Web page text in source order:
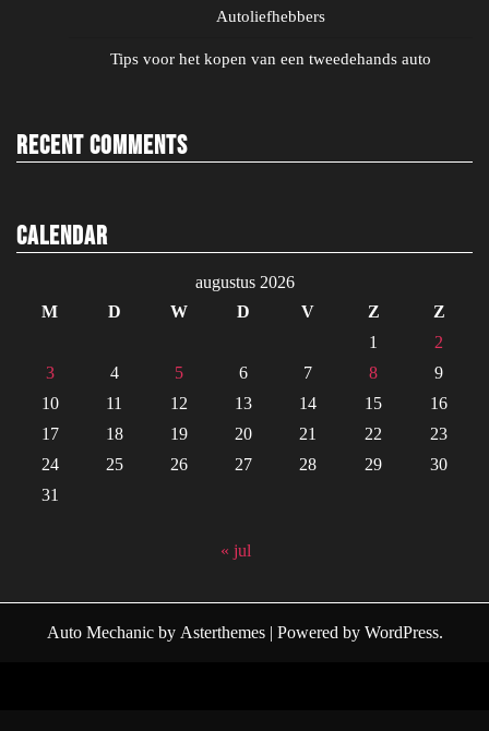
Autoliefhebbers
Tips voor het kopen van een tweedehands auto
Recent Comments
Calendar
augustus 2026
M
D W D V Z
Z
1
2
3
4 5 6 7 8
9
10
11 12 13 14 15
16
17
18 19 20 21 22
23
24
25 26 27 28 29
30
31
« jul
Auto Mechanicby Asterthemes| Powered by WordPress.